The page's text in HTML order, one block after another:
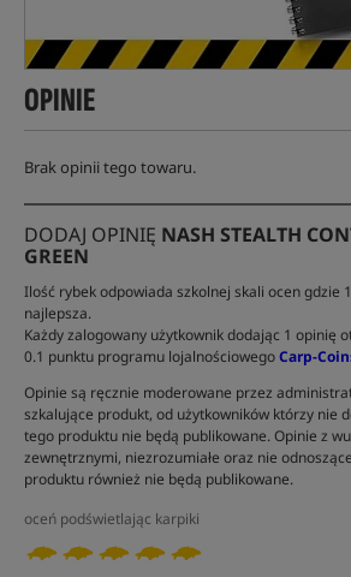
OPINIE
Brak opinii tego towaru.
DODAJ OPINIĘ NASH STEALTH
GREEN
Ilość rybek odpowiada szkolnej skali ocen gdzie
najlepsza.
Każdy zalogowany użytkownik dodając 1 opinię
0.1 punktu programu lojalnościowegoCarp-
Opinie są ręcznie moderowane przez
szkalujące produkt, od użytkowników którzy nie
tego produktu nie będą publikowane. Opinie z
zewnętrznymi, niezrozumiałe oraz nie
produktu również nie będą publikowane.
oceń podświetlając karpiki